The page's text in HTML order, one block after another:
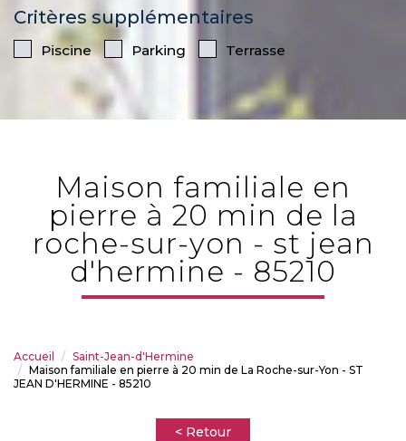
Critères supplémentaires
Piscine Parking Terrasse
maison familiale en
pierre à 20 min de la
roche-sur-yon - st jean
d'hermine - 85210
Accueil
Saint-Jean-d'Hermine
Maison familiale en pierre à 20 min de La Roche-sur-Yon - ST
JEAN D'HERMINE - 85210
< Retour